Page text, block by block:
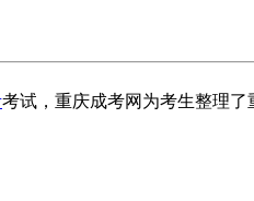
考试，重庆成考网为考生整理